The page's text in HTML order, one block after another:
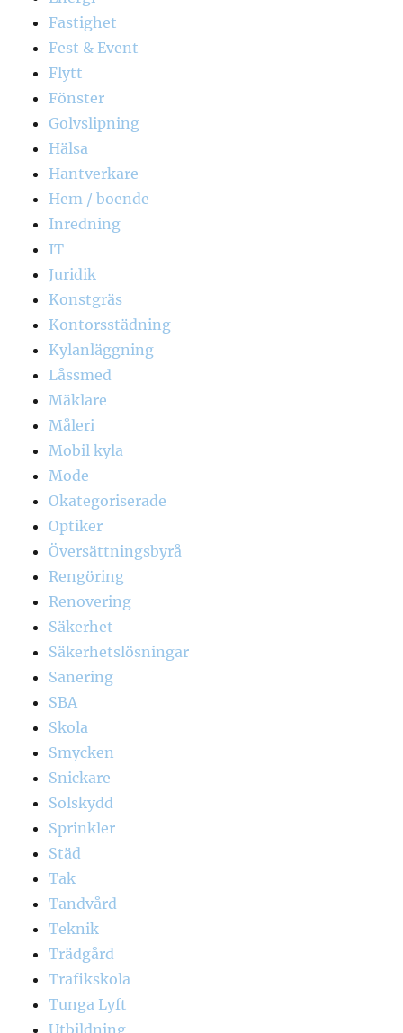
Fastighet
Fest & Event
Flytt
Fönster
Golvslipning
Hälsa
Hantverkare
Hem / boende
Inredning
IT
Juridik
Konstgräs
Kontorsstädning
Kylanläggning
Låssmed
Mäklare
Måleri
Mobil kyla
Mode
Okategoriserade
Optiker
Översättningsbyrå
Rengöring
Renovering
Säkerhet
Säkerhetslösningar
Sanering
SBA
Skola
Smycken
Snickare
Solskydd
Sprinkler
Städ
Tak
Tandvård
Teknik
Trädgård
Trafikskola
Tunga Lyft